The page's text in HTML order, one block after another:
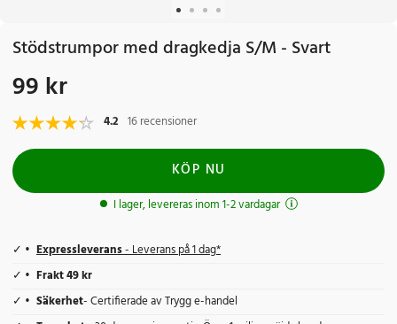
Stödstrumpor med dragkedja S/M - Svart
Pris: 99 kr
99 kr
4.2 16 recensioner
KÖP NU
I lager, levereras inom 1-2 vardagar
Expressleverans- Leverans på 1 dag*
Frakt 49 kr
Säkerhet- Certifierade av Trygg e-handel